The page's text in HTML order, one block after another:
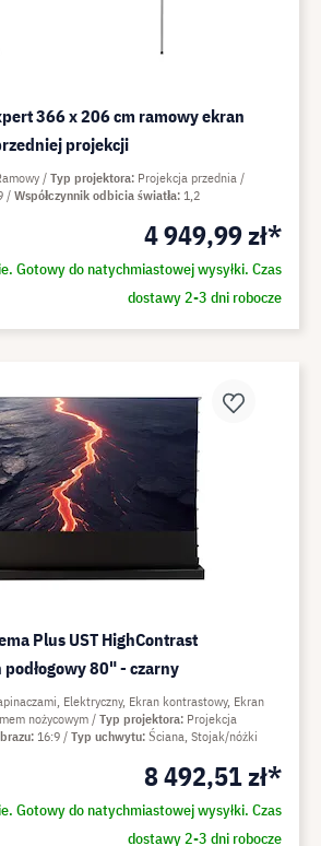
366 x 206 cm ramowy ekran
projekcji
4 949,99 zł*
Gotowy do natychmiastowej wysyłki. Czas
dostawy 2-3 dni robocze
Typ projektora Projekcja przednia
Współczynnik odbicia światła 1,2
Plus UST HighContrast
80" - czarny
8 492,51 zł*
Gotowy do natychmiastowej wysyłki. Czas
dostawy 2-3 dni robocze
Elektryczny, Ekran kontrastowy, Ekran
nożycowym
Typ projektora Projekcja
16:9 Typ uchwytu Ściana, Stojak/nóżki